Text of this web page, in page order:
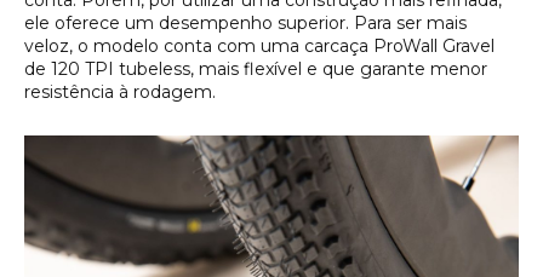
ele oferece um desempenho superior. Para ser mais
veloz, o modelo conta com uma carcaça ProWall Gravel
de 120 TPI tubeless, mais flexível e que garante menor
resistência à rodagem.